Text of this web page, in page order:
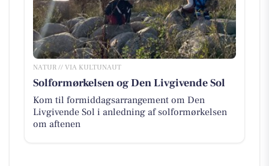
NATUR // VIA KULTUNAUT
Solformørkelsen og Den Livgivende Sol
Kom til formiddagsarrangement om Den
Livgivende Sol i anledning af solformørkelsen
om aftenen